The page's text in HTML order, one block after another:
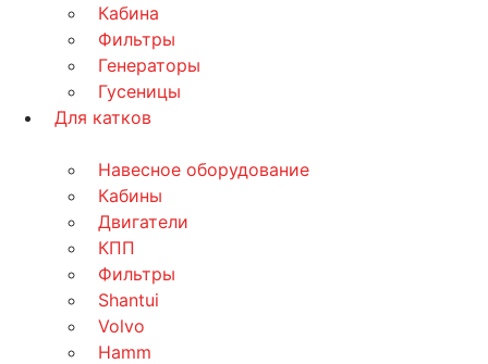
Кабина
Фильтры
Генераторы
Гусеницы
Для катков
Навесное оборудование
Кабины
Двигатели
КПП
Фильтры
Shantui
Volvo
Hamm